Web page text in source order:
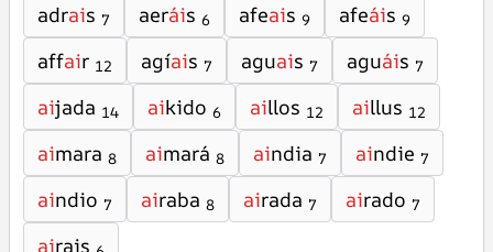
adrais 7 aeráis 6 afeais 9 afeáis 9
affair 12 agíais 7 aguais 7 aguáis 7
aijada 14 aikido 6 aillos 12 aillus 12
aimara 8 aimará 8 aindia 7 aindie 7
aindio 7 airaba 8 airada 7 airado 7
airais